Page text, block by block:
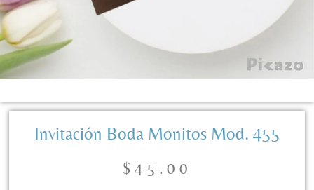
Invitación Boda Monitos Mod. 455
$45.00